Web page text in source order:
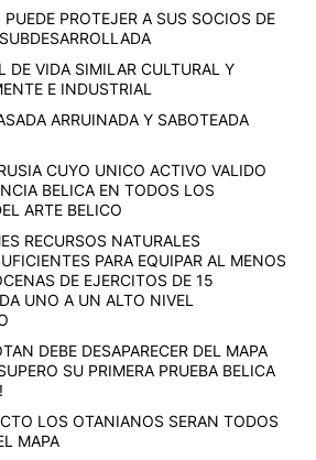
PUEDE PROTEJER A SUS SOCIOS DE
DE VIDA SIMILAR CULTURAL Y
E INDUSTRIAL
ARRUINADA Y SABOTEADA
CUYO UNICO ACTIVO VALIDO
BELICA EN TODOS LOS
ARTE BELICO
RECURSOS NATURALES
PARA EQUIPAR AL MENOS
DE EJERCITOS DE 15
UNO A UN ALTO NIVEL
DEBE DESAPARECER DEL MAPA
SU PRIMERA PRUEBA BELICA
LOS OTANIANOS SERAN TODOS
MAPA